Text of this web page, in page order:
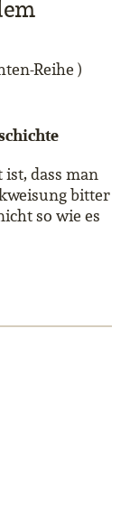
Reihe )
dass man
bitter
so wie es